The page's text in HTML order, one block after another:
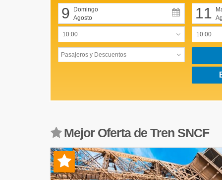
9
Domingo
Agosto
11
Mejor Oferta de Tren SNCF